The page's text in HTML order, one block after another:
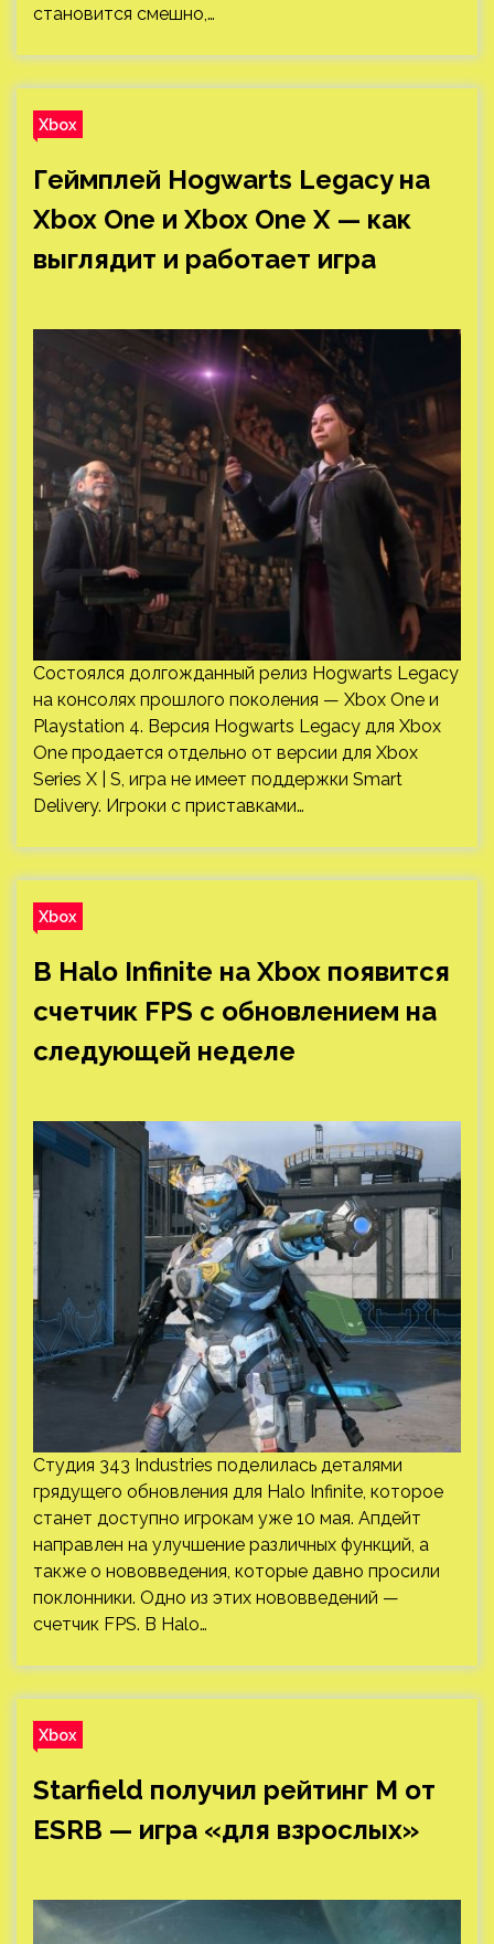
становится смешно,…
Xbox
Геймплей Hogwarts Legacy на
Xbox One и Xbox One X — как
выглядит и работает игра
Состоялся долгожданный релиз Hogwarts Legacy
на консолях прошлого поколения — Xbox One и
Playstation 4. Версия Hogwarts Legacy для Xbox
One продается отдельно от версии для Xbox
Series X | S, игра не имеет поддержки Smart
Delivery. Игроки с приставками…
Xbox
В Halo Infinite на Xbox появится
счетчик FPS с обновлением на
следующей неделе
Студия 343 Industries поделилась деталями
грядущего обновления для Halo Infinite, которое
станет доступно игрокам уже 10 мая. Апдейт
направлен на улучшение различных функций, а
также о нововведения, которые давно просили
поклонники. Одно из этих нововведений —
счетчик FPS. В Halo…
Xbox
Starfield получил рейтинг M от
ESRB — игра «для взрослых»